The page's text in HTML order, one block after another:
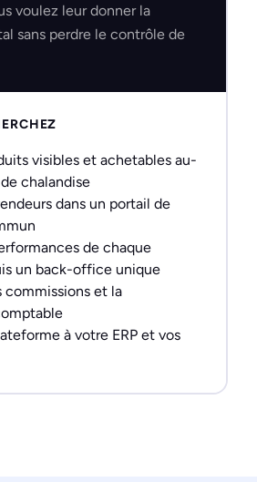
voulez leur donner la
sans perdre le contrôle de
visibles et achetables au-
chalandise
dans un portail de
de chaque
un back-office unique
et la
à votre ERP et vos